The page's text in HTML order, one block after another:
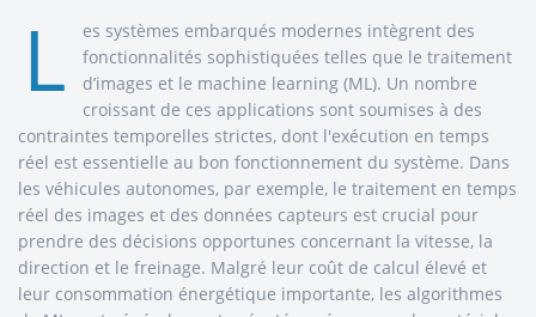
L
es systèmes embarqués modernes intègrent des
fonctionnalités sophistiquées telles que le traitement
d’images et le machine learning (ML). Un nombre
croissant de ces applications sont soumises à des
contraintes temporelles strictes, dont l'exécution en temps
réel est essentielle au bon fonctionnement du système. Dans
les véhicules autonomes, par exemple, le traitement en temps
réel des images et des données capteurs est crucial pour
prendre des décisions opportunes concernant la vitesse, la
direction et le freinage. Malgré leur coût de calcul élevé et
leur consommation énergétique importante, les algorithmes